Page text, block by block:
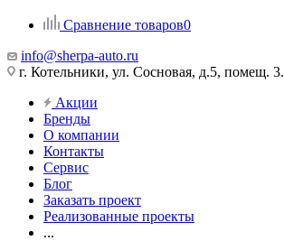
Сравнение товаров0
info@sherpa-auto.ru
г. Котельники, ул. Сосновая, д.5, помещ. 3.
Акции
Бренды
О компании
Контакты
Сервис
Блог
Заказать проект
Реализованные проекты
...